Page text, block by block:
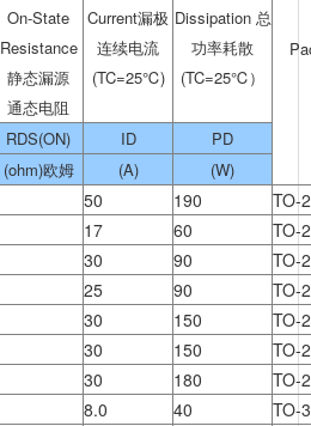
On-State
Resistance
静态漏源
通态电阻
Current漏极
连续电流
(TC=25℃)
Dissipation 总
功率耗散
(TC=25℃）
RDS(ON) ID
PD
(ohm)欧姆 (A) (W)
50 190
TO-
17 60
TO-
30 90
TO-
25 90
TO-
30 150
TO-
30 150
TO-
30 180
TO-
8.0 40
TO-3